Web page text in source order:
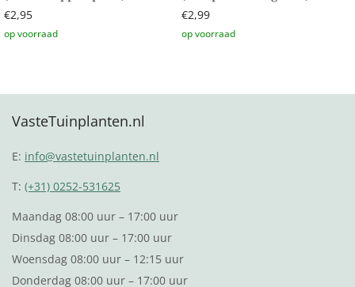
€2,95 €2,99
VasteTuinplanten.nl
E: info@vastetuinplanten.nl
T:(+31) 0252-531625
Maandag 08:00 uur – 17:00 uur
Dinsdag 08:00 uur – 17:00 uur
Woensdag 08:00 uur – 12:15 uur
Donderdag 08:00 uur – 17:00 uur